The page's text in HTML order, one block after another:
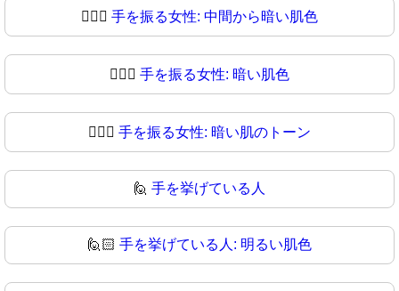
💁🏾‍♀ 手を振る女性: 中間から暗い肌色
💁🏿‍♀️ 手を振る女性: 暗い肌色
💁🏿‍♀ 手を振る女性: 暗い肌のトーン
🙋 手を挙げている人
🙋🏻 手を挙げている人: 明るい肌色